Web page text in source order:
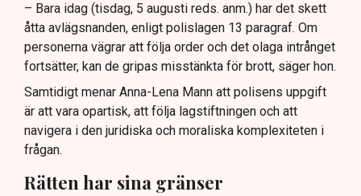
– Bara idag (tisdag, 5 augusti reds. anm.) har det skett
åtta avlägsnanden, enligt polislagen 13 paragraf. Om
personerna vägrar att följa order och det olaga intrånget
fortsätter, kan de gripas misstänkta för brott, säger hon.
Samtidigt menar Anna-Lena Mann att polisens uppgift
är att vara opartisk, att följa lagstiftningen och att
navigera i den juridiska och moraliska komplexiteten i
frågan.
Rätten har sina gränser